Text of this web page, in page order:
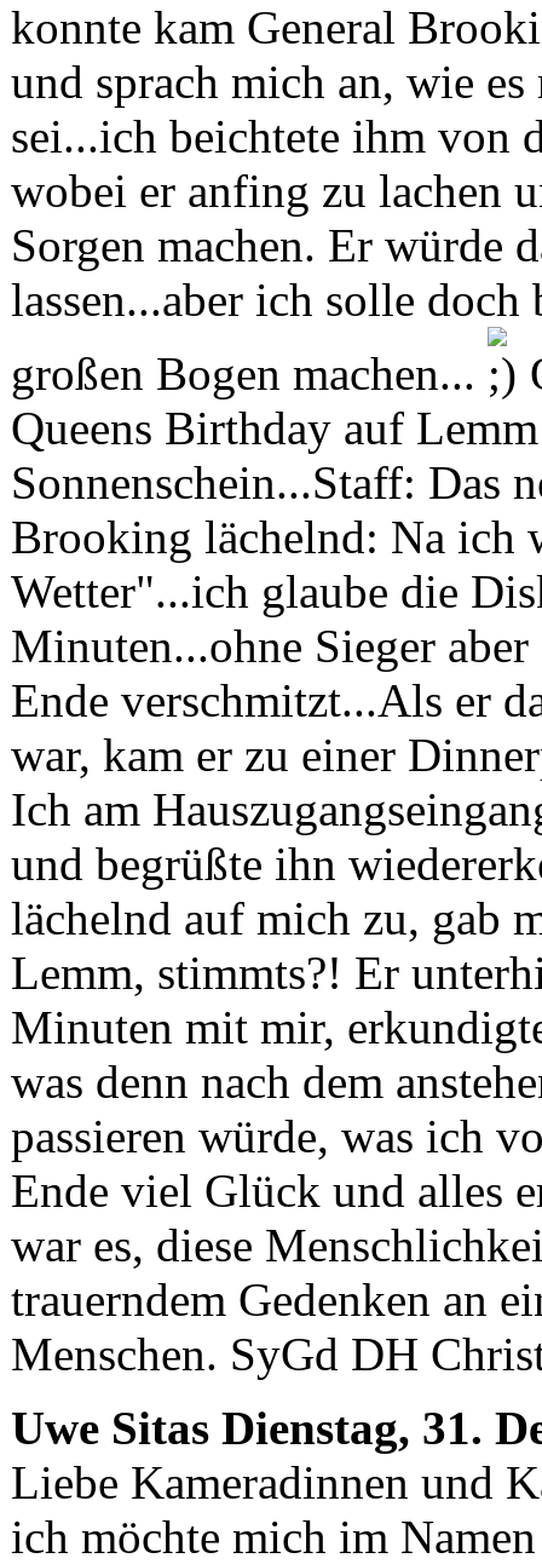
konnte kam General
und sprach mich an, wie
sei...ich beichtete ihm von
wobei er anfing zu lachen
Sorgen machen. Er würde
lassen...aber ich solle
großen Bogen machen...
Queens Birthday auf
Sonnenschein...Staff: Das
Brooking lächelnd: Na ich
Wetter"...ich glaube die
Minuten...ohne Sieger
Ende verschmitzt...Als er
war, kam er zu einer
Ich am
und begrüßte ihn
lächelnd auf mich zu, gab
Lemm, stimmts?! Er
Minuten mit mir,
was denn nach dem
passieren würde, was ich
Ende viel Glück und alles
war es, diese
trauerndem Gedenken an
Menschen. SyGd DH
Uwe Sitas Dienstag, 31.
Liebe Kameradinnen und
ich möchte mich im